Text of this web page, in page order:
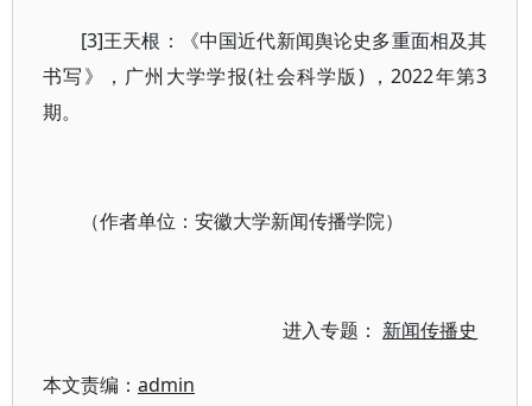
[3]王天根：《中国近代新闻舆论史多重面相及其
书写》，广州大学学报(社会科学版) ，2022年第3
期。
（作者单位：安徽大学新闻传播学院）
进入专题： 新闻传播史
本文责编： admin